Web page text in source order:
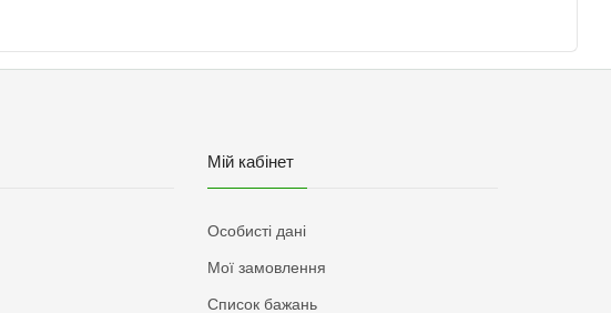
Мій кабінет
Особисті дані
Мої замовлення
Список бажань